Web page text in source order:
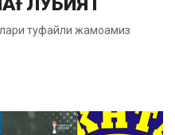
туфайли жамоамиз